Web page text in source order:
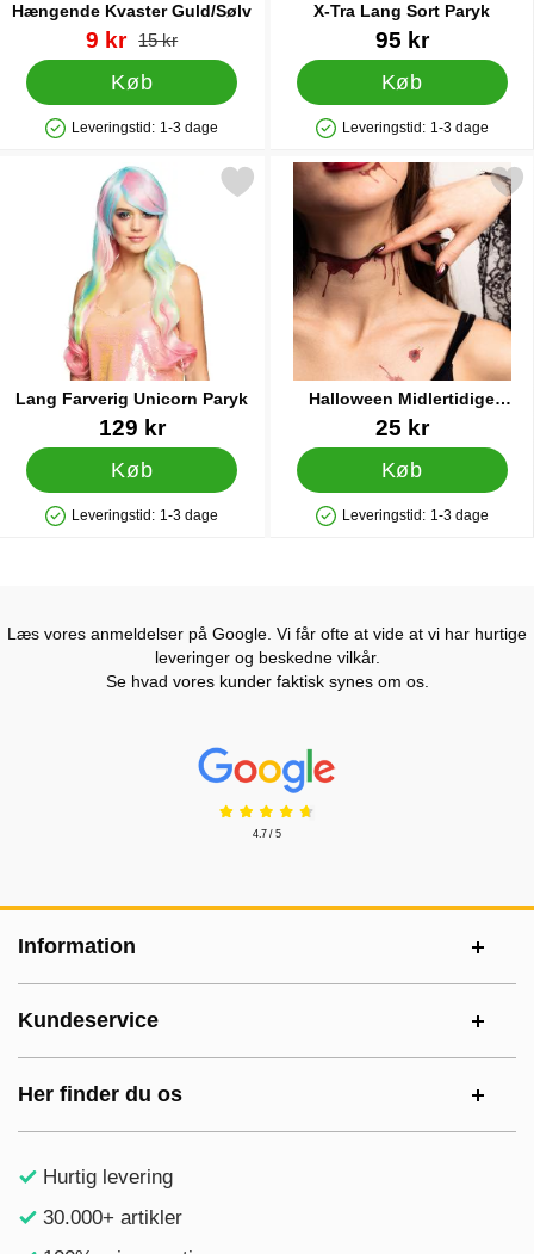
Hængende Kvaster Guld/Sølv
Varenr 32528
pris
9 kr pris
15 kr
Køb
Produkttilgængelighed: På lager
Leveringstid: 1-3 dage
X-Tra Lang Sort Paryk
95 kr
Køb
Produkttilgængelighed: På lager
Leveringstid: 1-3 dage
Lang Farverig Unicorn Paryk
Varenr 21527129 kr
Køb
Produkttilgængelighed: På lager
Leveringstid: 1-3 dage
Markér lang Farverig Unicorn Paryk som favorit
Halloween Midlertidige
Tatoveringer Blodige Sår
Varenr 4377225 kr
Køb
Produkttilgængelighed: På lager
Leveringstid: 1-3 dage
Markér halloween Midlertidige
Læs vores anmeldelser på Google. Vi får ofte at vide at vi har hurtige
leveringer og beskedne vilkår.
Se hvad vores kunder faktisk synes om os.
Prisjakt Anmeldelser: 4.7 Stjerne
4.7 / 5
Information
Kundeservice
Her finder du os
Hurtig levering
30.000+ artikler